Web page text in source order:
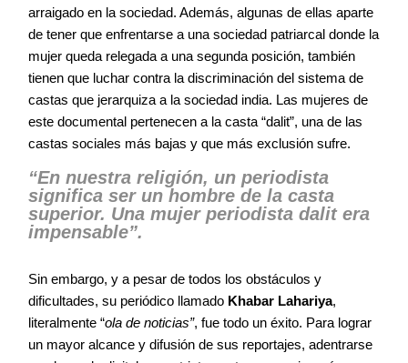
arraigado en la sociedad. Además, algunas de ellas aparte
de tener que enfrentarse a una sociedad patriarcal donde la
mujer queda relegada a una segunda posición, también
tienen que luchar contra la discriminación del sistema de
castas que jerarquiza a la sociedad india. Las mujeres de
este documental pertenecen a la casta “dalit”, una de las
castas sociales más bajas y que más exclusión sufre.
“En nuestra religión, un periodista
significa ser un hombre de la casta
superior. Una mujer periodista dalit era
impensable”.
Sin embargo, y a pesar de todos los obstáculos y
dificultades, su periódico llamado Khabar Lahariya,
literalmente “ola de noticias”, fue todo un éxito. Para lograr
un mayor alcance y difusión de sus reportajes, adentrarse